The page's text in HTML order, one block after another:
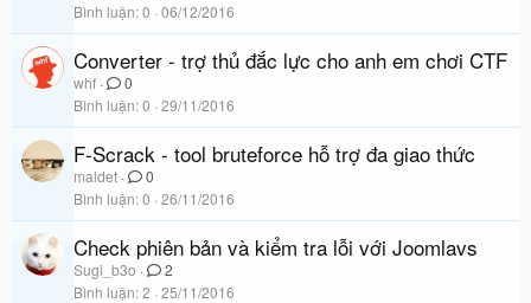
Bình luận 0 06/12/2016
Converter - trợ thủ đắc lực cho anh em chơi CTF
whf
0
Bình luận 0 29/11/2016
F-Scrack - tool bruteforce hỗ trợ đa giao thức
maldet
0
Bình luận 0 26/11/2016
Check phiên bản và kiểm tra lỗi với Joomlavs
Sugi_b3o
2
Bình luận 2 25/11/2016